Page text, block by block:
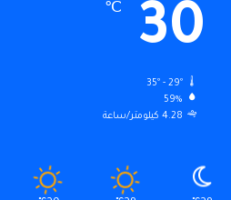
30
℃
35º - 29º
59%
4.28 كيلومتر/ساعة